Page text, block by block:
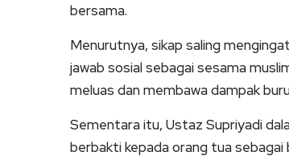
bersama.
Menurutnya, sikap saling
jawab sosial sebagai sesama
meluas dan membawa dampak
Sementara itu, Ustaz Supriyadi
berbakti kepada orang tua sebagai